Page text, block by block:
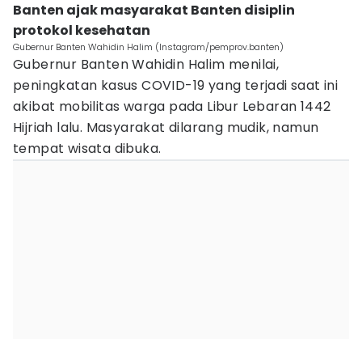
Banten ajak masyarakat Banten disiplin
protokol kesehatan
Gubernur Banten Wahidin Halim (Instagram/pemprov.banten)
Gubernur Banten Wahidin Halim menilai,
peningkatan kasus COVID-19 yang terjadi saat ini
akibat mobilitas warga pada Libur Lebaran 1442
Hijriah lalu. Masyarakat dilarang mudik, namun
tempat wisata dibuka.